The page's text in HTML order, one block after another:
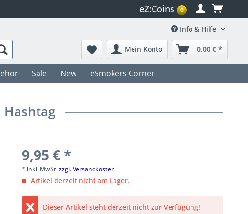
eZ:Coins 0
Info & Hilfe
Mein Konto 0,00 € *
Sale New eSmokers Corner
9,95 € *
* inkl. MwSt.zzgl. Versandkosten
Artikel derzeit nicht am Lager.
Dieser Artikel steht derzeit nicht zur Verfügung!